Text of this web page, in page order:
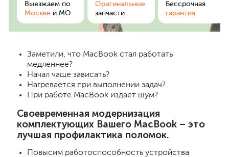
Выезжаем по
Москве и МО
Оригинальные
запчасти
Бессрочная
гарантия
Заметили, что MacBook стал работать
медленнее?
Начал чаще зависать?
Нагревается при выполнении задач?
При работе MacBook издает шум?
Своевременная модернизация
комплектующих Вашего MacBook – это
лучшая профилактика поломок.
Повысим работоспособность устройства